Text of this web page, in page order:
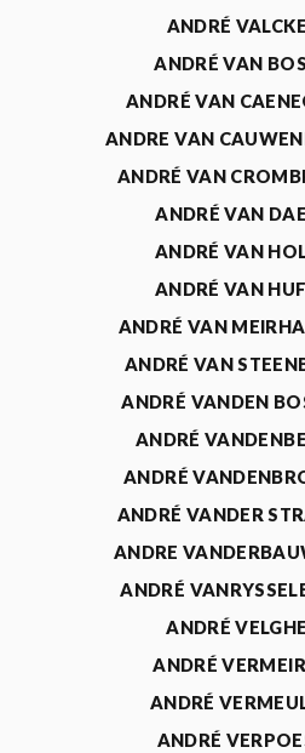
ANDRÉ
ANDRÉ VAN
ANDRÉ VAN
ANDRE VAN
ANDRÉ VAN
ANDRÉ VAN
ANDRÉ VAN
ANDRÉ VAN
ANDRÉ VAN
ANDRÉ VAN
ANDRÉ VANDEN
ANDRÉ
ANDRÉ
ANDRÉ VANDER
ANDRE
ANDRÉ
ANDRÉ
ANDRÉ
ANDRÉ
ANDRÉ